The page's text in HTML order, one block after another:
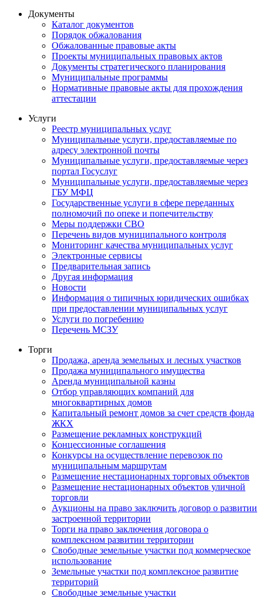
Документы
Каталог документов
Порядок обжалования
Обжалованные правовые акты
Проекты муниципальных правовых актов
Документы стратегического планирования
Муниципальные программы
Нормативные правовые акты для прохождения
аттестации
Услуги
Реестр муниципальных услуг
Муниципальные услуги, предоставляемые по
адресу электронной почты
Муниципальные услуги, предоставляемые через
портал Госуслуг
Муниципальные услуги, предоставляемые через
ГБУ МФЦ
Государственные услуги в сфере переданных
полномочий по опеке и попечительству
Меры поддержки СВО
Перечень видов муниципального контроля
Мониторинг качества муниципальных услуг
Электронные сервисы
Предварительная запись
Другая информация
Новости
Информация о типичных юридических ошибках
при предоставлении муниципальных услуг
Услуги по погребению
Перечень МСЗУ
Торги
Продажа, аренда земельных и лесных участков
Продажа муниципального имущества
Аренда муниципальной казны
Отбор управляющих компаний для
многоквартирных домов
Капитальный ремонт домов за счет средств фонда
ЖКХ
Размещение рекламных конструкций
Концессионные соглашения
Конкурсы на осуществление перевозок по
муниципальным маршрутам
Размещение нестационарных торговых объектов
Размещение нестационарных объектов уличной
торговли
Аукционы на право заключить договор о развитии
застроенной территории
Торги на право заключения договора о
комплексном развитии территории
Свободные земельные участки под коммерческое
использование
Земельные участки под комплексное развитие
территорий
Свободные земельные участки